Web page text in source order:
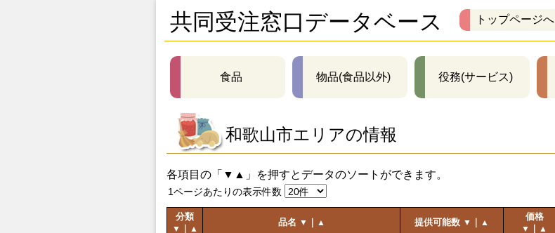
共同受注窓口データベース トップページへ
食品 物品(食品以外) 役務(サービス)
和歌山市エリアの情報
各項目の「▼▲」を押すとデータのソートができます。
1ページあたりの表示件数
分類
▼ ▲
品名 ▼ ▲ 提供可能数 ▼ ▲
価格
▼ ▲